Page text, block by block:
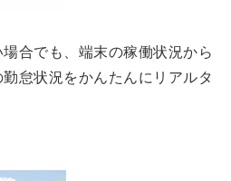
合でも、端末の稼働状況から
怠状況をかんたんにリアルタ